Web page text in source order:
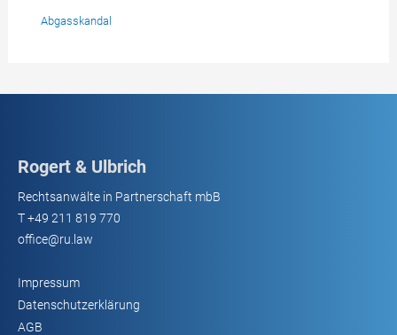
Abgasskandal
Rogert & Ulbrich
Rechtsanwälte in Partnerschaft mbB
T+49 211 819 770
office@ru.law
Impressum
Datenschutzerklärung
AGB